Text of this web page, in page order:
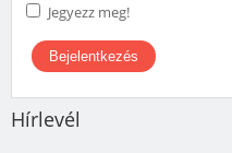
Jegyezz meg!
Hírlevél